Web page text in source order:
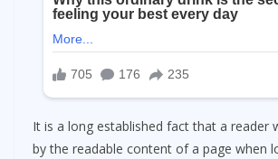
It is a long established fact that a reader
by the readable content of a page when